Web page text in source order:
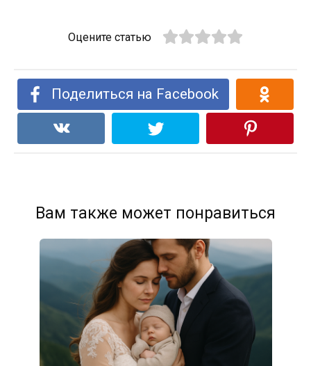
Оцените статью
Поделиться на Facebook
Вам также может понравиться